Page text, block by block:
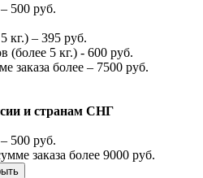
500 руб.
кг.) – 395 руб.
(более 5 кг.) - 600 руб.
более – 7500 руб.
и странам СНГ
500 руб.
заказа более 9000 руб.